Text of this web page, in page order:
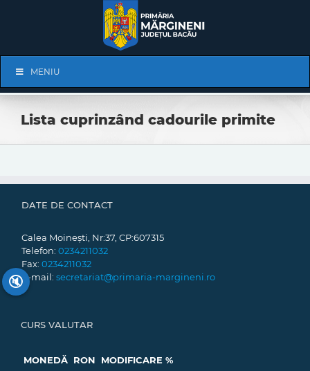
Navigation
MENIU
Lista cuprinzând cadourile primite
DATE DE CONTACT
Calea Moinești, Nr:37, CP:607315
Telefon: 0234211032
Fax: 0234211032
E-mail: secretariat@primaria-margineni.ro
CURS VALUTAR
MONEDĂ RON
MODIFICARE %
🔇